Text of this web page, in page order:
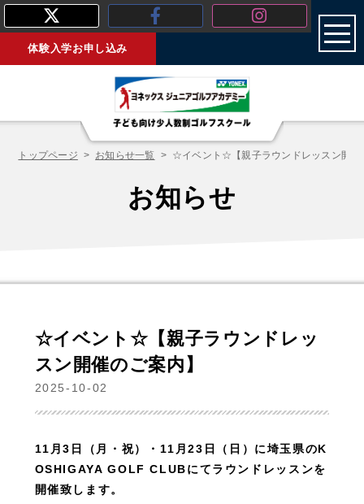
体験入学お申し込み
トップページ お知らせ一覧 ☆イベント☆【親子ラウンドレッスン開催
お知らせ
☆イベント☆【親子ラウンドレッ
スン開催のご案内】
2025-10-02
11月3日（月・祝）・11月23日（日）に埼玉県のK
OSHIGAYA GOLF CLUBにてラウンドレッスンを
開催致します。